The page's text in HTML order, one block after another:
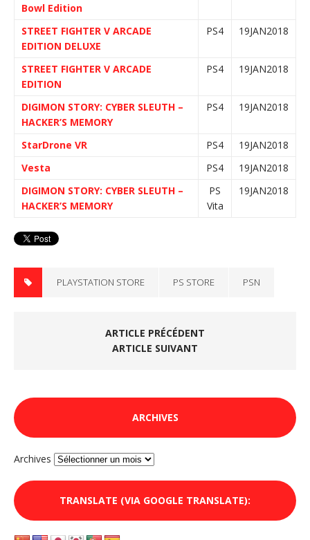
Bowl Edition
STREET FIGHTER V ARCADE
EDITION DELUXE
PS4 19JAN2018
STREET FIGHTER V ARCADE
EDITION
PS4 19JAN2018
DIGIMON STORY: CYBER SLEUTH –
HACKER’S MEMORY
PS4 19JAN2018
StarDrone VR PS4
19JAN2018
Vesta
PS4
19JAN2018
DIGIMON STORY: CYBER SLEUTH –
HACKER’S MEMORY
PS
Vita
19JAN2018
PLAYSTATION STORE PS STORE PSN
ARTICLE PRÉCÉDENT
ARTICLE SUIVANT
ARCHIVES
Archives
TRANSLATE (VIA GOOGLE TRANSLATE):